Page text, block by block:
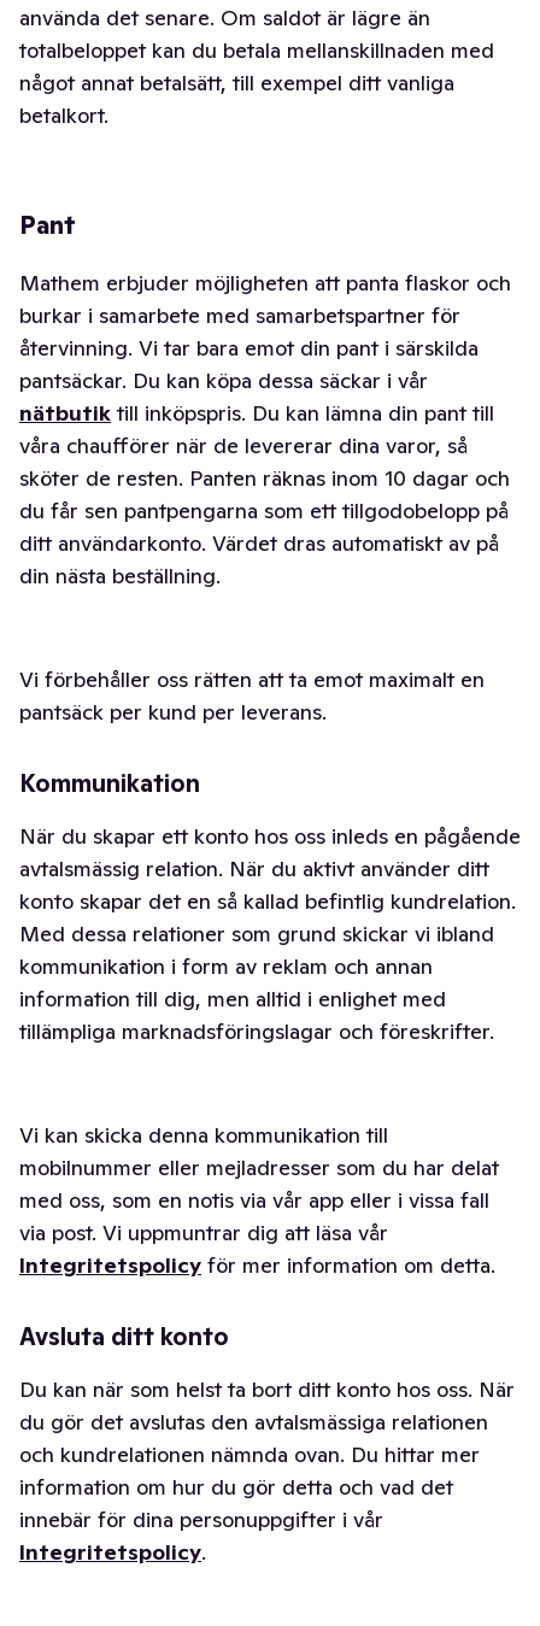
använda det senare. Om saldot är lägre än
totalbeloppet kan du betala mellanskillnaden med
något annat betalsätt, till exempel ditt vanliga
betalkort.
Pant
Mathem erbjuder möjligheten att panta flaskor och
burkar i samarbete med samarbetspartner för
återvinning. Vi tar bara emot din pant i särskilda
pantsäckar. Du kan köpa dessa säckar i vår
nätbutiktill inköpspris. Du kan lämna din pant till
våra chaufförer när de levererar dina varor, så
sköter de resten. Panten räknas inom 10 dagar och
du får sen pantpengarna som ett tillgodobelopp på
ditt användarkonto. Värdet dras automatiskt av på
din nästa beställning.
Vi förbehåller oss rätten att ta emot maximalt en
pantsäck per kund per leverans.
Kommunikation
När du skapar ett konto hos oss inleds en pågående
avtalsmässig relation. När du aktivt använder ditt
konto skapar det en så kallad befintlig kundrelation.
Med dessa relationer som grund skickar vi ibland
kommunikation i form av reklam och annan
information till dig, men alltid i enlighet med
tillämpliga marknadsföringslagar och föreskrifter.
Vi kan skicka denna kommunikation till
mobilnummer eller mejladresser som du har delat
med oss, som en notis via vår app eller i vissa fall
via post. Vi uppmuntrar dig att läsa vår
Integritetspolicy för mer information om detta.
Avsluta ditt konto
Du kan när som helst ta bort ditt konto hos oss. När
du gör det avslutas den avtalsmässiga relationen
och kundrelationen nämnda ovan. Du hittar mer
information om hur du gör detta och vad det
innebär för dina personuppgifter i vår
Integritetspolicy.